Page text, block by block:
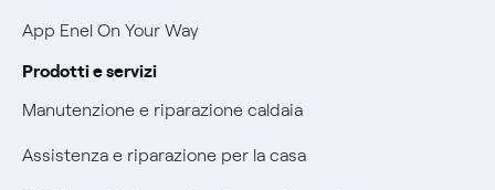
Verifica chi ti ha chiamato
Agevolazione utenti con disabilità per offerte Fibra
App Enel On Your Way
Prodotti e servizi
Manutenzione e riparazione caldaia
Assistenza e riparazione per la casa